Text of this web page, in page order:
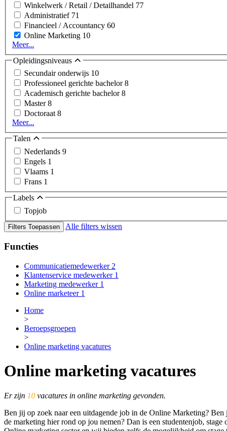
Winkelwerk / Retail / Detailhandel 77
Administratief 71
Financieel / Accountancy 60
Online Marketing 10
Meer...
Opleidingsniveaus
Secundair onderwijs 10
Professioneel gerichte bachelor8
Academisch gerichte bachelor8
Master8
Doctoraat8
Meer...
Talen
Nederlands 9
Engels 1
Vlaams 1
Frans 1
Labels
Topjob
Filters Toepassen Alle filters wissen
Functies
Communicatiemedewerker 2
Klantenservice medewerker 1
Marketing medewerker 1
Online marketeer 1
Home
>
Beroepsgroepen
>
Online marketing vacatures
Online marketing vacatures
Er zijn 10 vacatures in online marketing gevonden.
Ben jij op zoek naar een uitdagende job in de Online Marketing?
de marketing hier rond op jou nemen? Dan is een studentenjob,